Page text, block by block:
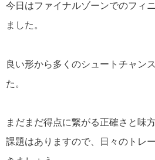
今日はファイナルゾーンでのフィ
ました。
良い形から多くのシュートチャン
た。
まだまだ得点に繋がる正確さと味
課題はありますので、日々のトレ